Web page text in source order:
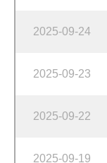
2025-09-24
2025-09-23
2025-09-22
2025-09-19